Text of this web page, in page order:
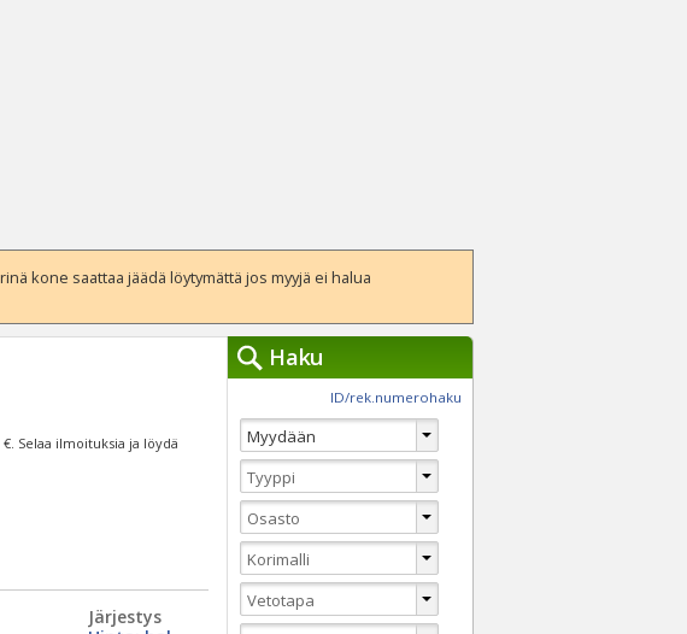
kone saattaa jäädä löytymättä jos myyjä ei halua
€. Selaa ilmoituksia ja löydä
Järjestys
Haku
Tyhjennä haut
ID/rek.numerohaku